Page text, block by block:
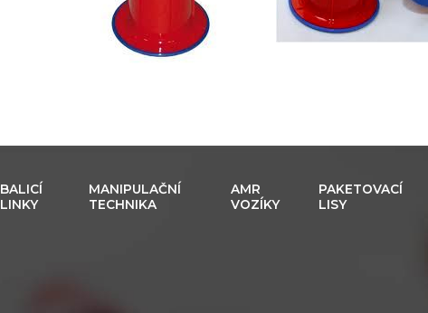
BALICÍ
LINKY
MANIPULAČNÍ
TECHNIKA
AMR
VOZÍKY
PAKETOVACÍ
LISY